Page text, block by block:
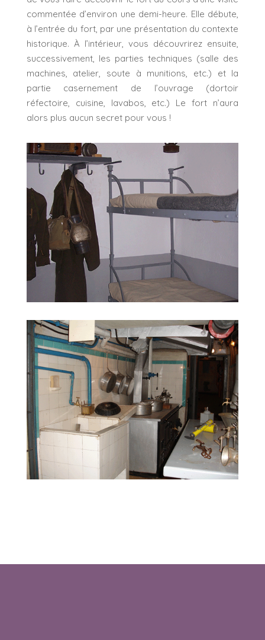
commentée d’environ une demi-heure. Elle débute,
à l’entrée du fort, par une présentation du contexte
historique. À l’intérieur, vous découvrirez ensuite,
successivement, les parties techniques (salle des
machines, atelier, soute à munitions, etc.) et la
partie casernement de l’ouvrage (dortoir
réfectoire, cuisine, lavabos, etc.) Le fort n’aura
alors plus aucun secret pour vous !